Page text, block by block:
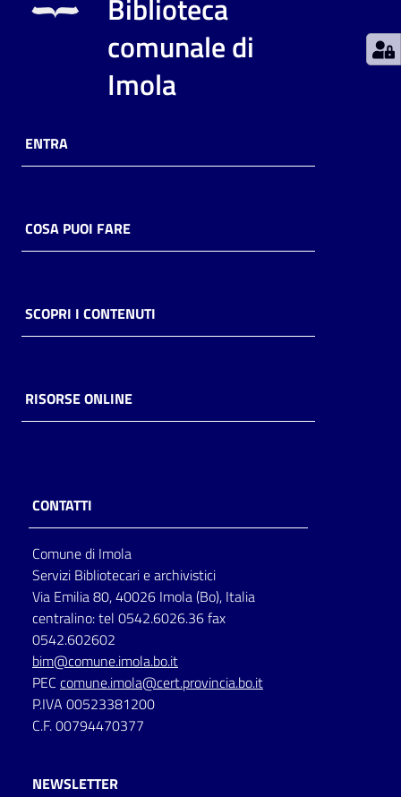
Chiedi al
bibliotecario
Orari
Biblioteca
comunale di
Imola
ENTRA
COSA PUOI FARE
SCOPRI I CONTENUTI
RISORSE ONLINE
CONTATTI
Comune di Imola
Servizi Bibliotecari e archivistici
Via Emilia 80, 40026 Imola (Bo), Italia
centralino: tel 0542.6026.36 fax
0542.602602
bim@comune.imola.bo.it
PEC comune.imola@cert.provincia.bo.it
P.IVA 00523381200
C.F. 00794470377
NEWSLETTER